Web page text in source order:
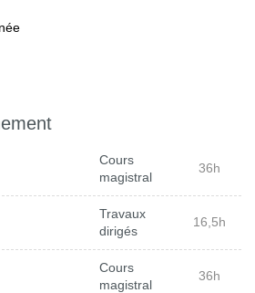
Cours
magistral
36h
Travaux
dirigés
16,5h
Cours
magistral
36h